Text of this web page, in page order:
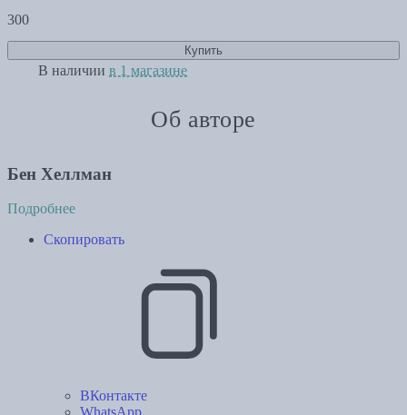
300
Купить
В наличии в 1 магазине
Об авторе
Бен Хеллман
Подробнее
Скопировать
ВКонтакте